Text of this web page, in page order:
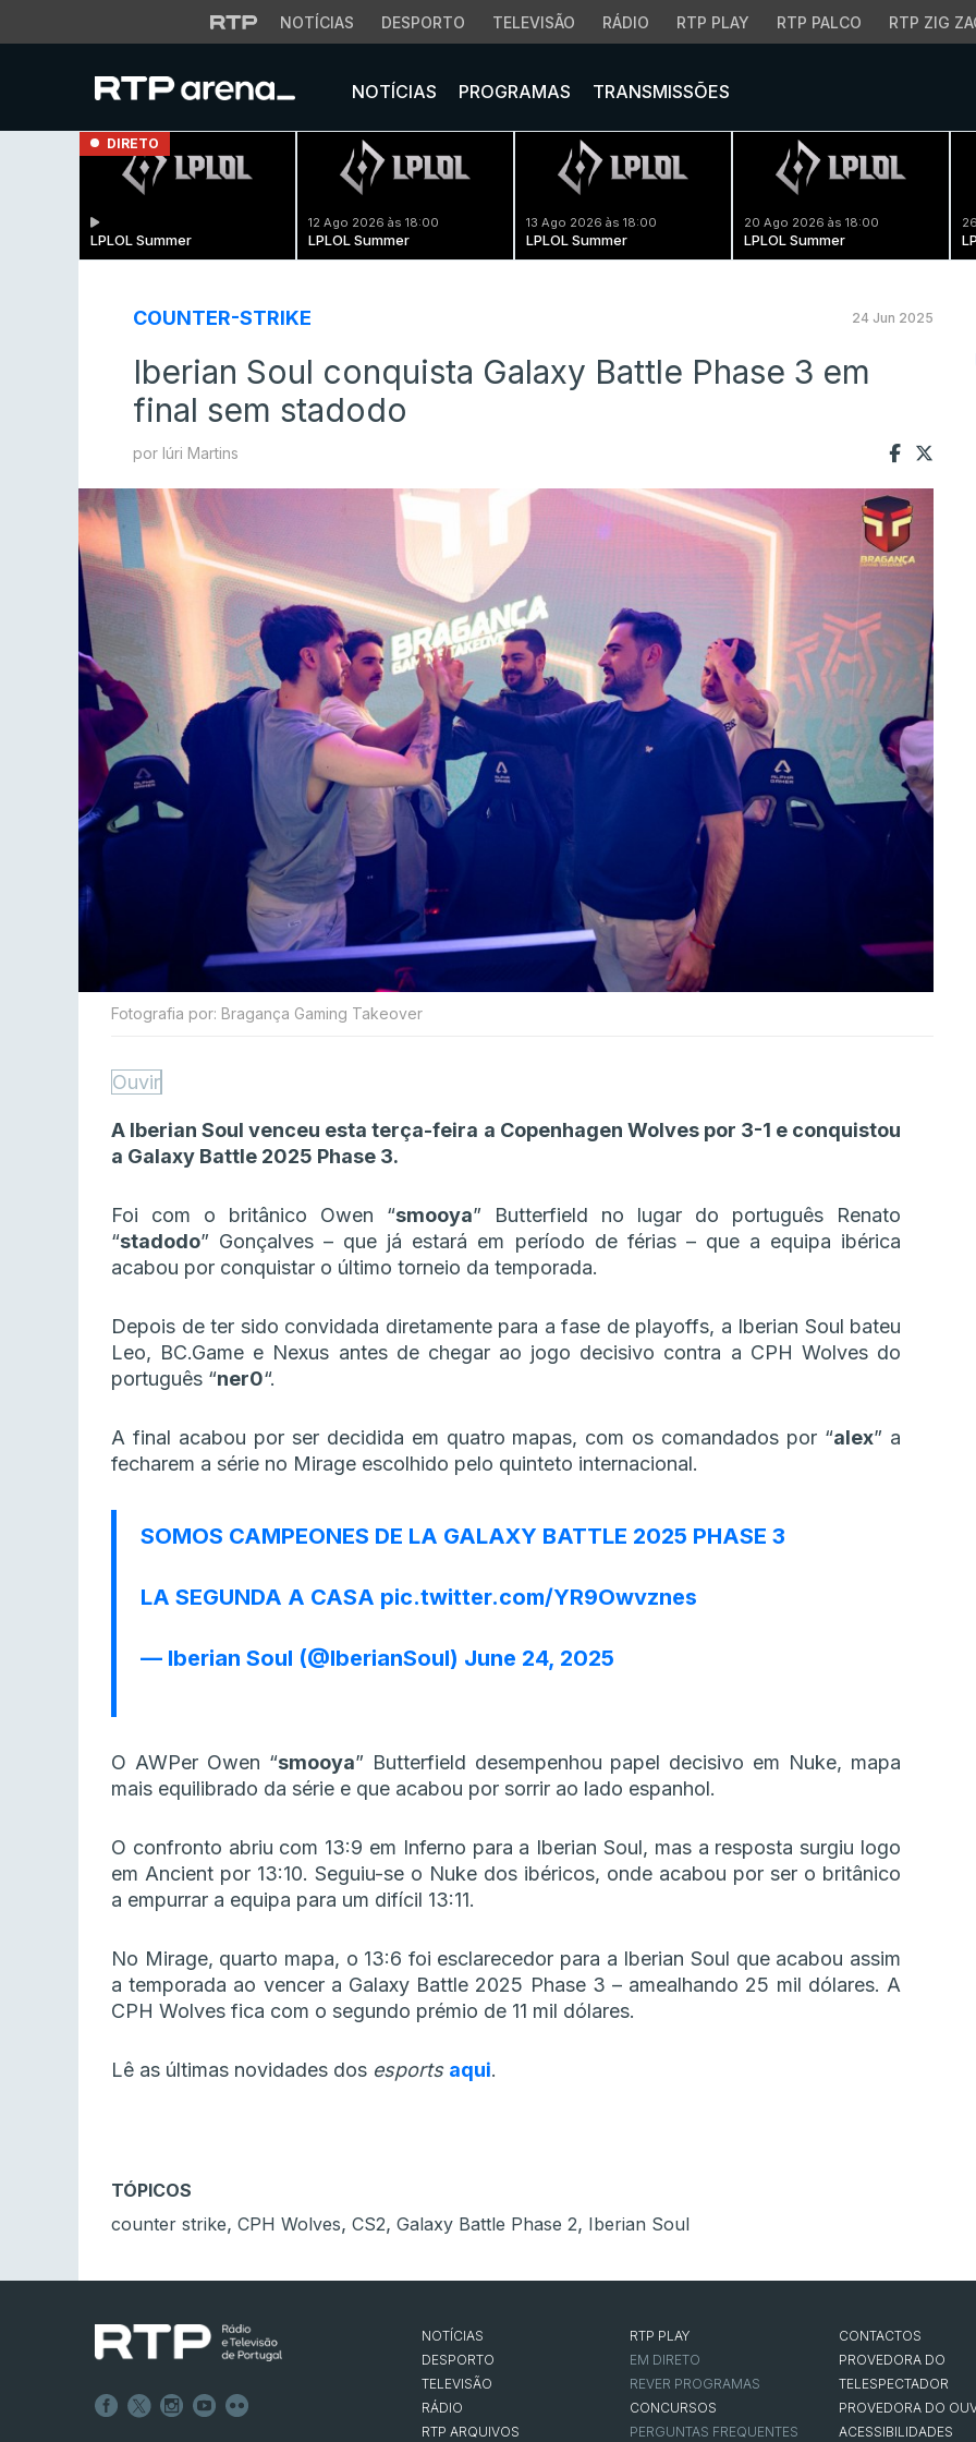
NOTÍCIAS DESPORTO TELEVISÃO RÁDIO RTP PLAY RTP PALCO RTP ZIG
NOTÍCIAS PROGRAMAS TRANSMISSÕES
DIRETO
LPLOL Summer
12 Ago 2026 às 18:00
LPLOL Summer
13 Ago 2026 às 18:00
LPLOL Summer
20 Ago 2026 às 18:00
LPLOL Summer
COUNTER-STRIKE 24 Jun 2025
Iberian Soul conquista Galaxy Battle Phase 3 em
final sem stadodo
por Iúri Martins
Fotografia por: Bragança Gaming Takeover
Ouvir
A Iberian Soul venceu esta terça-feira a Copenhagen Wolves por 3-1 e conquistou
a Galaxy Battle 2025 Phase 3.
Foi com o britânico Owen “smooya” Butterfield no lugar do português Renato
“stadodo” Gonçalves – que já estará em período de férias – que a equipa ibérica
acabou por conquistar o último torneio da temporada.
Depois de ter sido convidada diretamente para a fase de playoffs, a Iberian Soul bateu
Leo, BC.Game e Nexus antes de chegar ao jogo decisivo contra a CPH Wolves do
português “ner0“.
A final acabou por ser decidida em quatro mapas, com os comandados por “alex” a
fecharem a série no Mirage escolhido pelo quinteto internacional.
SOMOS CAMPEONES DE LA GALAXY BATTLE 2025 PHASE 3
LA SEGUNDA A CASA pic.twitter.com/YR9Owvznes
— Iberian Soul (@IberianSoul) June 24, 2025
O AWPer Owen “smooya” Butterfield desempenhou papel decisivo em Nuke, mapa
mais equilibrado da série e que acabou por sorrir ao lado espanhol.
O confronto abriu com 13:9 em Inferno para a Iberian Soul, mas a resposta surgiu logo
em Ancient por 13:10. Seguiu-se o Nuke dos ibéricos, onde acabou por ser o britânico
a empurrar a equipa para um difícil 13:11.
No Mirage, quarto mapa, o 13:6 foi esclarecedor para a Iberian Soul que acabou assim
a temporada ao vencer a Galaxy Battle 2025 Phase 3 – amealhando 25 mil dólares. A
CPH Wolves fica com o segundo prémio de 11 mil dólares.
Lê as últimas novidades dos esports aqui.
TÓPICOS
counter strike, CPH Wolves, CS2, Galaxy Battle Phase 2, Iberian Soul
NOTÍCIAS
DESPORTO
TELEVISÃO
RÁDIO
RTP ARQUIVOS
RTP PLAY
EM DIRETO
REVER PROGRAMAS
CONCURSOS
PERGUNTAS FREQUENTES
CONTACTOS
PROVEDORA DO
TELESPECTADOR
PROVEDORA DO
ACESSIBILIDADES